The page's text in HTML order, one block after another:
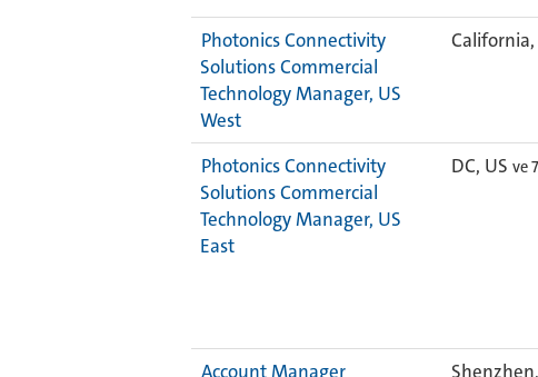
Photonics Connectivity
Solutions Commercial
Technology Manager, US
West
California,
Photonics Connectivity
Solutions Commercial
Technology Manager, US
East
DC, US ve
Account Manager